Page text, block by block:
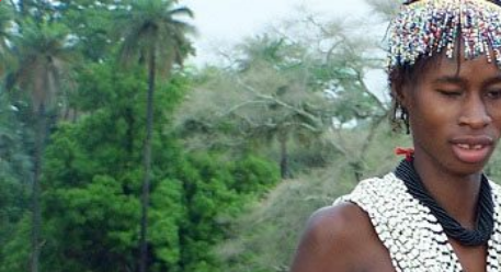
Skip to content